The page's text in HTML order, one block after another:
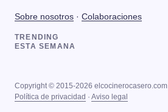
Sobre nosotros · Colaboraciones
TRENDING
ESTA SEMANA
Copyright © 2015-2026 elcocinerocasero.com
Política de privacidad · Aviso legal